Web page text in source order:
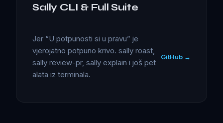
Sally CLI & Full Suite
Jer “U potpunosti si u pravu” je
vjerojatno potpuno krivo. sally roast,
sally review-pr, sally explain i još pet
alata iz terminala.
GitHub →